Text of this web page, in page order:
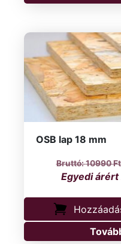
OSB lap 18 mm
10990Ft